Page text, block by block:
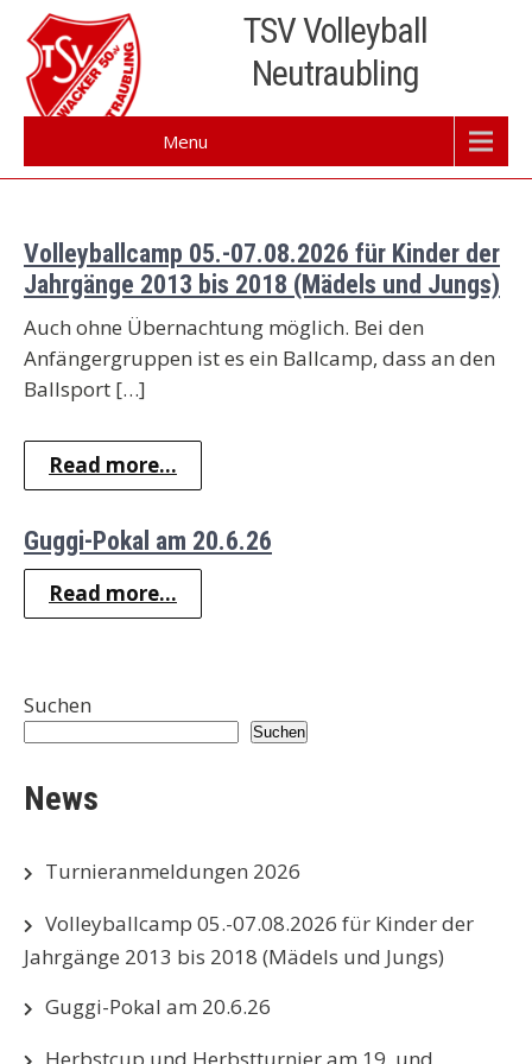
content
TSV Volleyball
Neutraubling
Menu
Volleyballcamp 05.-07.08.2026 für Kinder der
Jahrgänge 2013 bis 2018 (Mädels und Jungs)
Auch ohne Übernachtung möglich. Bei den
Anfängergruppen ist es ein Ballcamp, dass an den
Ballsport […]
Read more...
Guggi-Pokal am 20.6.26
Read more...
Suchen
Suchen
News
Turnieranmeldungen 2026
Volleyballcamp 05.-07.08.2026 für Kinder der
Jahrgänge 2013 bis 2018 (Mädels und Jungs)
Guggi-Pokal am 20.6.26